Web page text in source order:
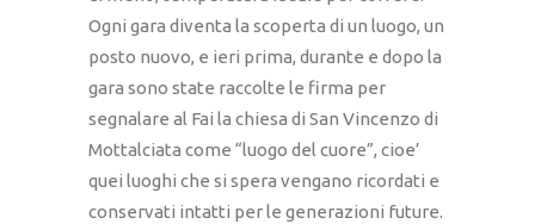
Ogni gara diventa la scoperta di un luogo, un
posto nuovo, e ieri prima, durante e dopo la
gara sono state raccolte le firma per
segnalare al Fai la chiesa di San Vincenzo di
Mottalciata come “luogo del cuore”, cioe’
quei luoghi che si spera vengano ricordati e
conservati intatti per le generazioni future.